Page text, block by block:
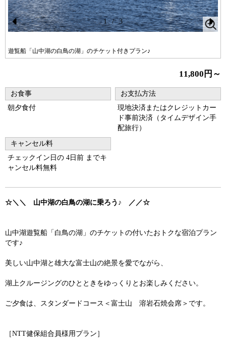
Pr
ev
遊覧船「山中湖の白鳥の湖」のチケット付きプラン♪
N
1 / 3
11,800円～
お食事
朝夕食付
お支払方法
現地決済またはクレジットカー
ド事前決済（タイムデザイン手
配旅行）
キャンセル料
チェックイン日の 4日前 までキ
ャンセル料無料
☆＼＼ 山中湖の白鳥の湖に乗ろう♪ ／／☆
山中湖遊覧船「白鳥の湖」のチケットの付いたおトクな宿泊プラン
です♪
美しい山中湖と雄大な富士山の絶景を愛でながら、
湖上クルージングのひとときをゆっくりとお楽しみください。
ご夕食は、スタンダードコース＜富士山 溶岩石焼会席＞です。
［NTT健保組合員様用プラン］